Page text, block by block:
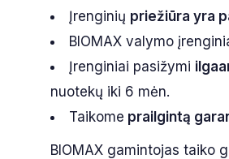
Įrenginių priežiūra yra
BIOMAX valymo
Įrenginiai pasižymi
nuotekų iki 6 mėn.
Taikome prailgintą
BIOMAX gamintojas taiko